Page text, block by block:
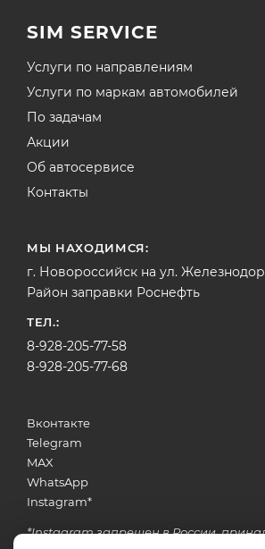
SIM SERVICE
Услуги по направлениям
Услуги по маркам автомобилей
По задачам
Акции
Об автосервисе
Контакты
МЫ НАХОДИМСЯ:
г. Новороссийск на ул.
Район заправки Роснефть
ТЕЛ.:
8-928-205-77-58
8-928-205-77-68
Вконтакте
Telegram
MAX
WhatsApp
Instagram*
*Instagram запрещен в России,